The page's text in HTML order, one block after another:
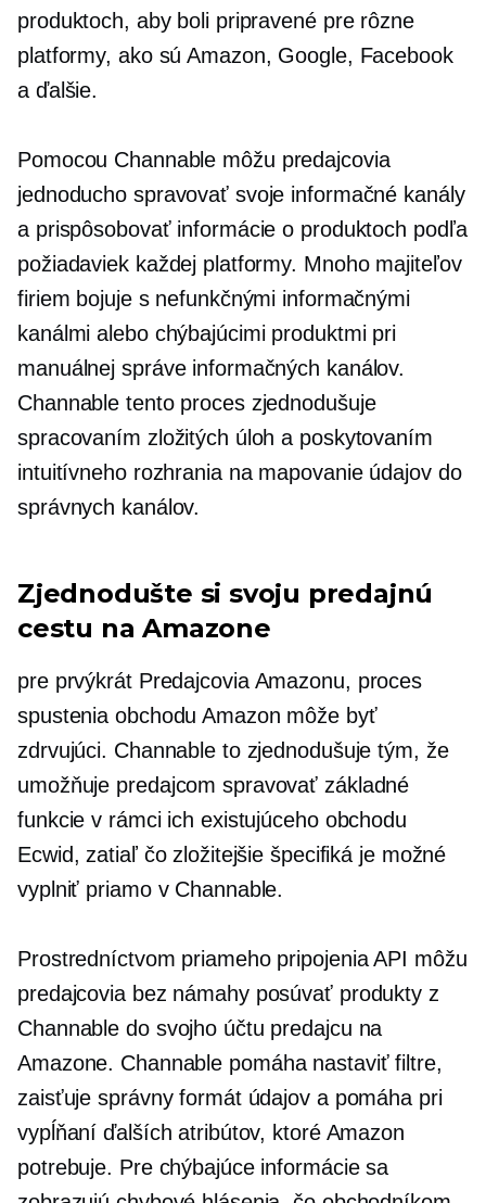
produktoch, aby boli pripravené pre rôzne
platformy, ako sú Amazon, Google, Facebook
a ďalšie.
Pomocou Channable môžu predajcovia
jednoducho spravovať svoje informačné kanály
a prispôsobovať informácie o produktoch podľa
požiadaviek každej platformy. Mnoho majiteľov
firiem bojuje s nefunkčnými informačnými
kanálmi alebo chýbajúcimi produktmi pri
manuálnej správe informačných kanálov.
Channable tento proces zjednodušuje
spracovaním zložitých úloh a poskytovaním
intuitívneho rozhrania na mapovanie údajov do
správnych kanálov.
Zjednodušte si svoju predajnú
cestu na Amazone
pre prvýkrátPredajcovia Amazonu, proces
spustenia obchodu Amazon môže byť
zdrvujúci. Channable to zjednodušuje tým, že
umožňuje predajcom spravovať základné
funkcie v rámci ich existujúceho obchodu
Ecwid, zatiaľ čo zložitejšie špecifiká je možné
vyplniť priamo v Channable.
Prostredníctvom priameho pripojenia API môžu
predajcovia bez námahy posúvať produkty z
Channable do svojho účtu predajcu na
Amazone. Channable pomáha nastaviť filtre,
zaisťuje správny formát údajov a pomáha pri
vypĺňaní ďalších atribútov, ktoré Amazon
potrebuje. Pre chýbajúce informácie sa